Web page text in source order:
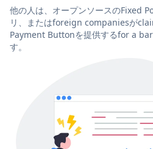
他の人は、オープンソースのFixed
リ、またはforeign companiesが
Payment Buttonを提供するfor a
す。